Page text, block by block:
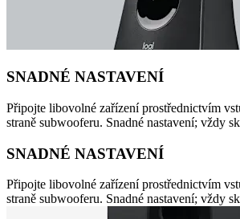
SNADNÉ NASTAVENÍ
Připojte libovolné zařízení prostřednictvím
straně subwooferu. Snadné nastavení; vždy
SNADNÉ NASTAVENÍ
Připojte libovolné zařízení prostřednictvím
straně subwooferu. Snadné nastavení; vždy